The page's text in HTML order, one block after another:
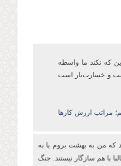
که نکند ما واسطه
و خسارتبار است
مراتب ارزش کارها
که من به بهشت بروم یا به
با هم سازگار نیستند. جنگ